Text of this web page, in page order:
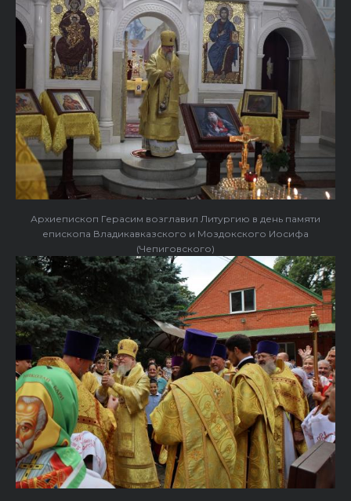
Архиепископ Герасим возглавил Литургию в день памяти
епископа Владикавказского и Моздокского Иосифа
(Чепиговского)